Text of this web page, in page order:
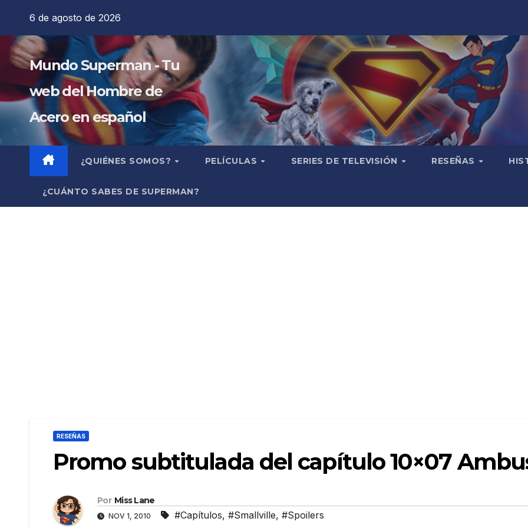
contenido
6 de agosto de 2026
Mundo Superman - Tu
web del Hombre de
Acero en español
¿QUIÉNES SOMOS? PELÍCULAS SERIES DE TELEVISIÓN RESEÑAS
¿CUÁNTO SABES DE SUPERMAN?
RESEÑAS
Promo subtitulada del capítulo 10×07
Por Miss Lane
NOV 1, 2010 #Capítulos, #Smallville, #Spoilers